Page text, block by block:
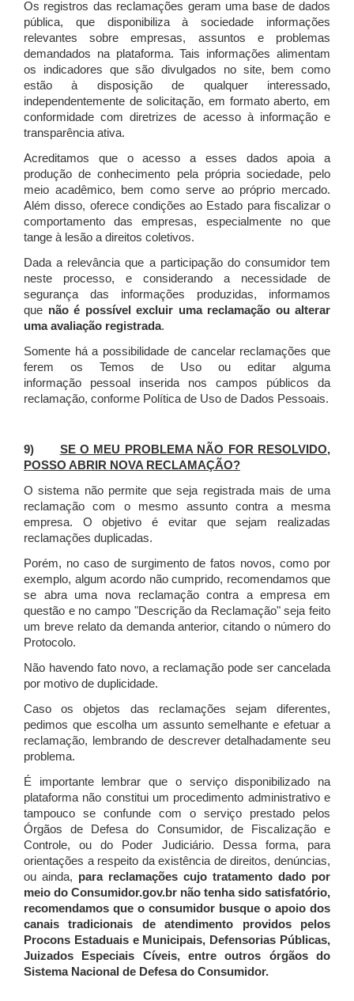
Os registros das reclamações geram uma base de dados
pública, que disponibiliza à sociedade informações
relevantes sobre empresas, assuntos e problemas
demandados na plataforma. Tais informações alimentam
os indicadores que são divulgados no site, bem como
estão à disposição de qualquer interessado,
independentemente de solicitação, em formato aberto, em
conformidade com diretrizes de acesso à informação e
transparência ativa.
Acreditamos que o acesso a esses dados apoia a
produção de conhecimento pela própria sociedade, pelo
meio acadêmico, bem como serve ao próprio mercado.
Além disso, oferece condições ao Estado para fiscalizar o
comportamento das empresas, especialmente no que
tange à lesão a direitos coletivos.
Dada a relevância que a participação do consumidor tem
neste processo, e considerando a necessidade de
segurança das informações produzidas, informamos
que não é possível excluir uma reclamação ou alterar
uma avaliação registrada.
Somente há a possibilidade de cancelar reclamações que
ferem os Temos de Uso ou editar alguma
informação pessoal inserida nos campos públicos da
reclamação, conforme Política de Uso de Dados Pessoais.
9) SE O MEU PROBLEMA NÃO FOR RESOLVIDO,
POSSO ABRIR NOVA RECLAMAÇÃO?
O sistema não permite que seja registrada mais de uma
reclamação com o mesmo assunto contra a mesma
empresa. O objetivo é evitar que sejam realizadas
reclamações duplicadas.
Porém, no caso de surgimento de fatos novos, como por
exemplo, algum acordo não cumprido, recomendamos que
se abra uma nova reclamação contra a empresa em
questão e no campo "Descrição da Reclamação" seja feito
um breve relato da demanda anterior, citando o número do
Protocolo.
Não havendo fato novo, a reclamação pode ser cancelada
por motivo de duplicidade.
Caso os objetos das reclamações sejam diferentes,
pedimos que escolha um assunto semelhante e efetuar a
reclamação, lembrando de descrever detalhadamente seu
problema.
É importante lembrar que o serviço disponibilizado na
plataforma não constitui um procedimento administrativo e
tampouco se confunde com o serviço prestado pelos
Órgãos de Defesa do Consumidor, de Fiscalização e
Controle, ou do Poder Judiciário. Dessa forma, para
orientações a respeito da existência de direitos, denúncias,
ou ainda, para reclamações cujo tratamento dado por
meio do Consumidor.gov.br não tenha sido satisfatório,
recomendamos que o consumidor busque o apoio dos
canais tradicionais de atendimento providos pelos
Procons Estaduais e Municipais, Defensorias Públicas,
Juizados Especiais Cíveis, entre outros órgãos do
Sistema Nacional de Defesa do Consumidor.